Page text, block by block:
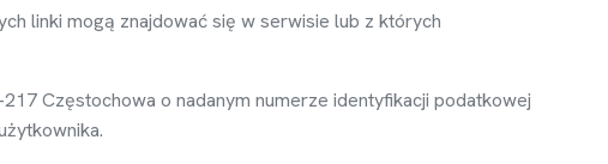
linki mogą znajdowaćsię w serwisie lub z których
Częstochowa o nadanym numerze identyfikacji podatkowej
żytkownika.